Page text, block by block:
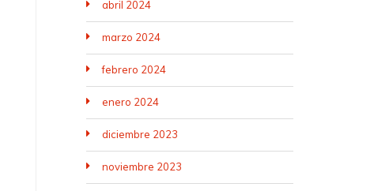
abril 2024
marzo 2024
febrero 2024
enero 2024
diciembre 2023
noviembre 2023